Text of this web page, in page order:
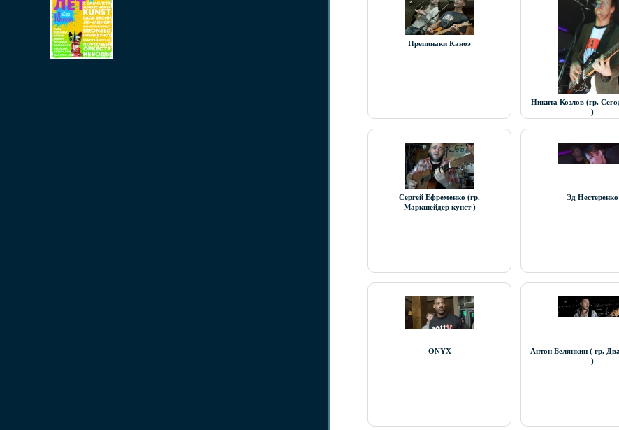
Препинаки Каноэ
Никита Козлов (гр.
)
Cергей Ефременко (гр.
Маркшейдер кунст )
Эд Нестеренко
ONYX
Антон Белянкин ( гр.
)